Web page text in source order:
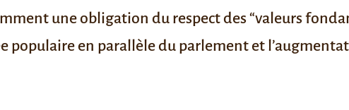
une obligation du respect des “valeurs
populaire en parallèle du parlement et